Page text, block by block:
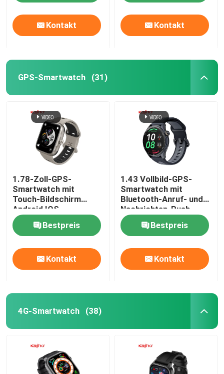
Kontakt Kontakt
GPS-Smartwatch (31)
1.78-Zoll-GPS-
Smartwatch mit
Touch-Bildschirm
Android IOS
Smartwatch BT
AnrufenBestpreis
Kontakt
1.43 Vollbild-GPS-
Smartwatch mit
Bluetooth-Anruf- und
Nachrichten-Push
Bestpreis
Kontakt
4G-Smartwatch (38)